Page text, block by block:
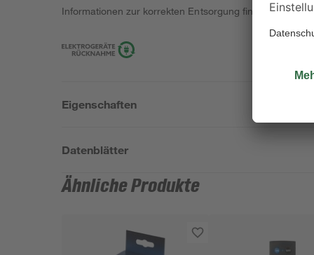
Informationen zur korrekten Entsorgung findest duhier.
Eigenschaften
Datenblätter
Ähnliche Produkte